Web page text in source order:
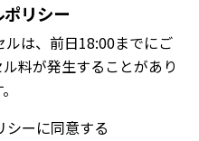
リシー
ルは、前日18:00までにご
料が発生することがあり
シーに同意する